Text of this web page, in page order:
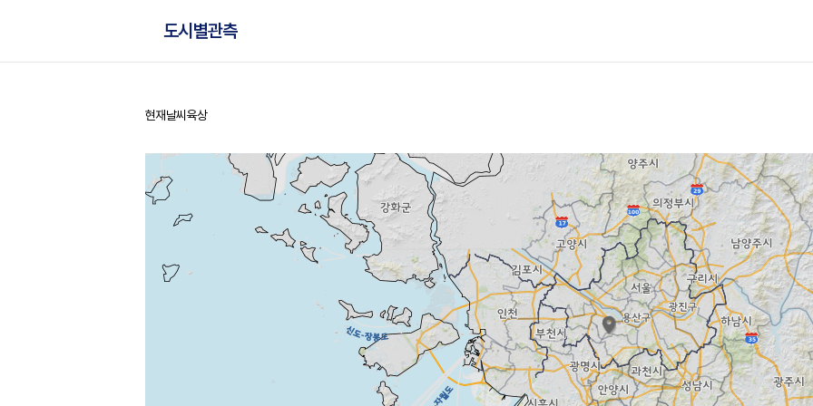
도시별관측
홈
현재날씨 육상